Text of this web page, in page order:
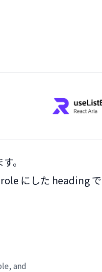
。
role にした heading で
and